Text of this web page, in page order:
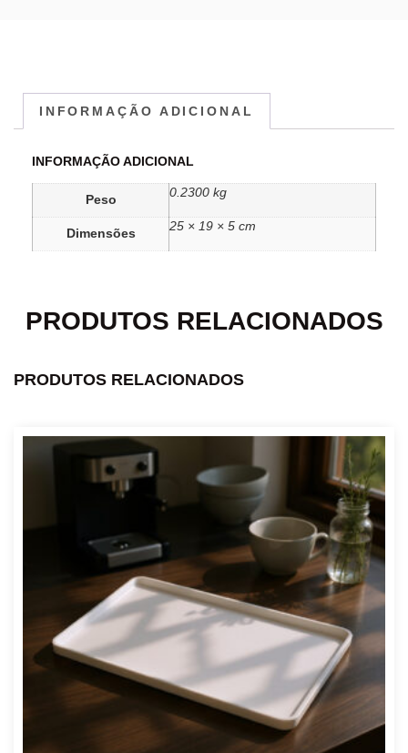
INFORMAÇÃO ADICIONAL
INFORMAÇÃO ADICIONAL
Peso
0.2300 kg
Dimensões
25 × 19 × 5 cm
PRODUTOS RELACIONADOS
PRODUTOS RELACIONADOS